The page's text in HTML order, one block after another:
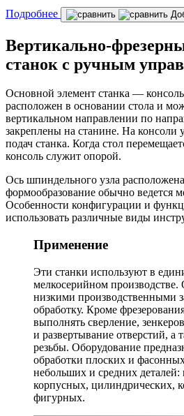
Подробнее
Вертикально-
станок с ручным
Основной элемент станка —
расположен в основании стола и
вертикальном направлении по
закреплены на станине. На консоли
подач станка. Когда стол
консоль служит опорой.
Ось шпиндельного узла
формообразование обычно ведется
Особенности конфигурации и
использовать различные виды
Применение
Эти станки используют в
мелкосерийном
низкими производственными
обработку. Кроме
выполнять сверление,
и развертывание отверстий, а
резьбы. Оборудование
обработки плоских и
небольших и средних деталей:
корпусных, цилиндрических,
фигурных.